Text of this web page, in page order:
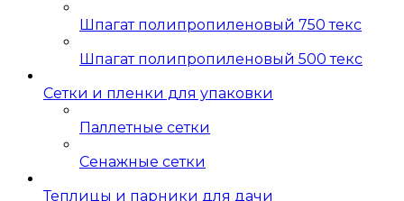
Шпагат полипропиленовый 750 текс
Шпагат полипропиленовый 500 текс
Сетки и пленки для упаковки
Паллетные сетки
Сенажные сетки
Теплицы и парники для дачи